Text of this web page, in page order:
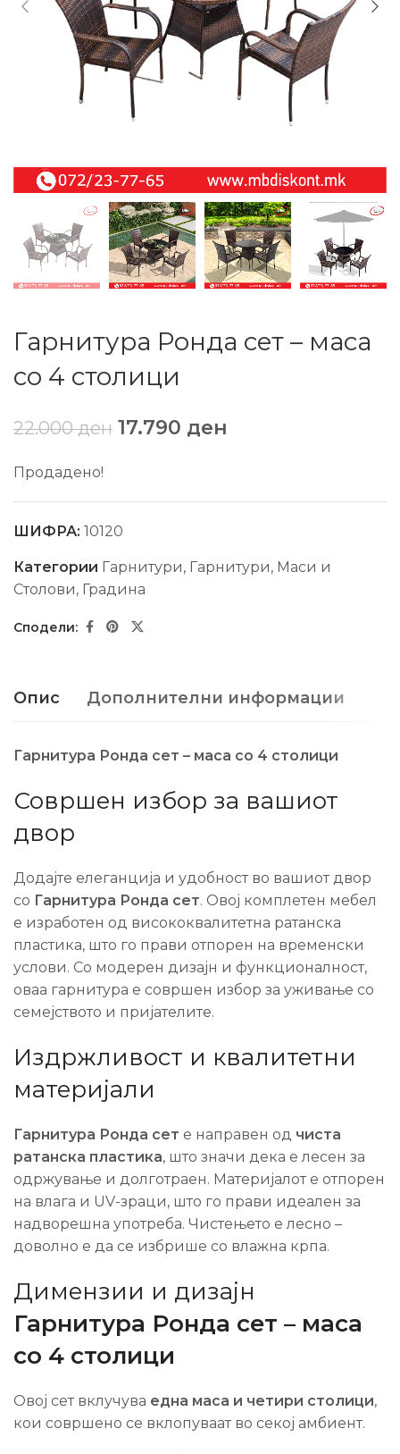
Гарнитура Ронда сет – маса
со 4 столици
22.000ден 17.790 ден
Продадено!
ШИФРА: 10120
Категории Гарнитури, Гарнитури, Маси и
Столови, Градина
Опис Дополнителни информации
Гарнитура Ронда сет – маса со 4 столици
Совршен избор за вашиот
двор
Додајте елеганција и удобност во вашиот двор
со Гарнитура Ронда сет. Овој комплетен мебел
е изработен од висококвалитетна ратанска
пластика, што го прави отпорен на временски
услови. Со модерен дизајн и функционалност,
оваа гарнитура е совршен избор за уживање со
семејството и пријателите.
Издржливост и квалитетни
материјали
Гарнитура Ронда сет е направен од чиста
ратанска пластика, што значи дека е лесен за
одржување и долготраен. Материјалот е отпорен
на влага и UV-зраци, што го прави идеален за
надворешна употреба. Чистењето е лесно –
доволно е да се избрише со влажна крпа.
Димензии и дизајн
Гарнитура Ронда сет – маса
со 4 столици
Овој сет вклучува една маса и четири столици,
кои совршено се вклопуваат во секој амбиент.